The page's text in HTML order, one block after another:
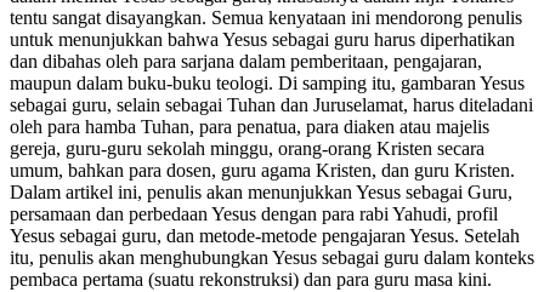
tentu sangat disayangkan. Semua kenyataan ini mendorong penulis
untuk menunjukkan bahwa Yesus sebagai guru harus diperhatikan
dan dibahas oleh para sarjana dalam pemberitaan, pengajaran,
maupun dalam buku-buku teologi. Di samping itu, gambaran Yesus
sebagai guru, selain sebagai Tuhan dan Juruselamat, harus diteladani
oleh para hamba Tuhan, para penatua, para diaken atau majelis
gereja, guru-guru sekolah minggu, orang-orang Kristen secara
umum, bahkan para dosen, guru agama Kristen, dan guru Kristen.
Dalam artikel ini, penulis akan menunjukkan Yesus sebagai Guru,
persamaan dan perbedaan Yesus dengan para rabi Yahudi, profil
Yesus sebagai guru, dan metode-metode pengajaran Yesus. Setelah
itu, penulis akan menghubungkan Yesus sebagai guru dalam konteks
pembaca pertama (suatu rekonstruksi) dan para guru masa kini.